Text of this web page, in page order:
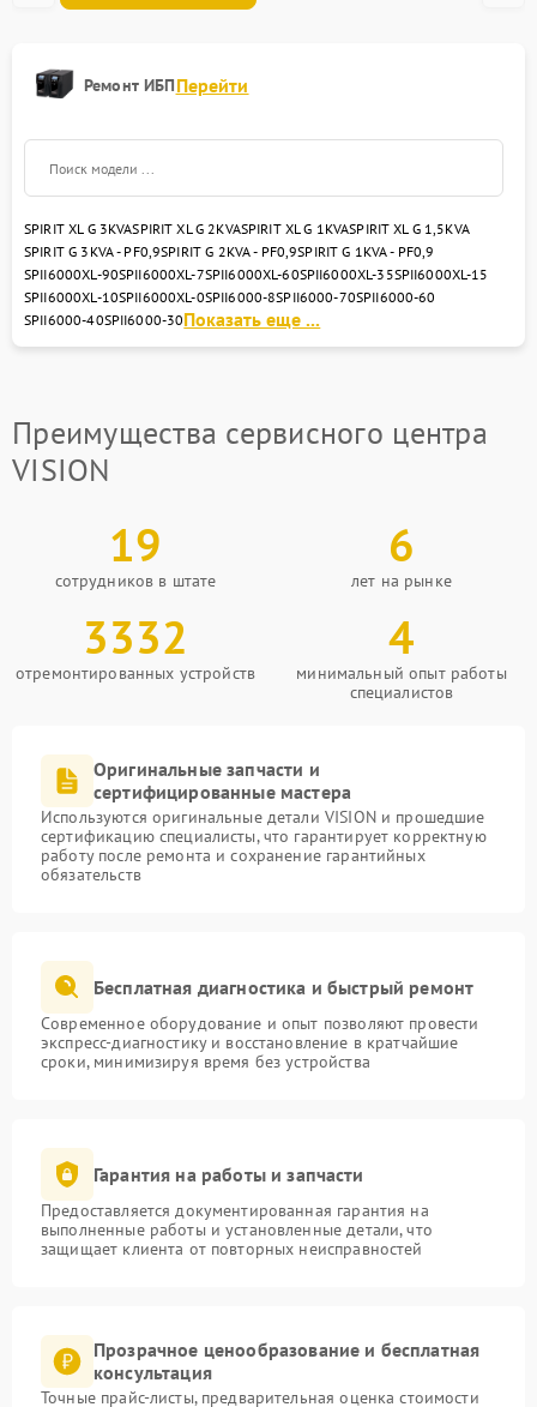
Ремонт ИБППерейти
SPIRIT XL G 3KVASPIRIT XL G 2KVASPIRIT XL G 1KVASPIRIT XL G 1,5KVA
SPIRIT G 3KVA - PF0,9SPIRIT G 2KVA - PF0,9SPIRIT G 1KVA - PF0,9
SPII6000XL-90SPII6000XL-7SPII6000XL-60SPII6000XL-35SPII6000XL-15
SPII6000XL-10SPII6000XL-0SPII6000-8SPII6000-70SPII6000-60
SPII6000-40SPII6000-30Показать еще ...
Преимущества сервисного центра
VISION
19
сотрудников в штате
6
лет на рынке
3332
отремонтированных устройств
4
минимальный опыт работы
специалистов
Оригинальные запчасти и
сертифицированные мастера
Используются оригинальные детали VISION и прошедшие
сертификацию специалисты, что гарантирует корректную
работу после ремонта и сохранение гарантийных
обязательств
Бесплатная диагностика и быстрый ремонт
Современное оборудование и опыт позволяют провести
экспресс-диагностику и восстановление в кратчайшие
сроки, минимизируя время без устройства
Гарантия на работы и запчасти
Предоставляется документированная гарантия на
выполненные работы и установленные детали, что
защищает клиента от повторных неисправностей
Прозрачное ценообразование и бесплатная
консультация
Точные прайс-листы, предварительная оценка стоимости